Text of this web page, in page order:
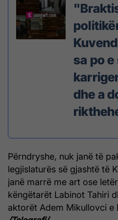
sa po
dhe a
Përndryshe, nuk janë të
legjislaturës së gjashtë të
janë marrë me art ose
këngëtarët Labinot Tahiri
aktorët Adem Mikullovci e